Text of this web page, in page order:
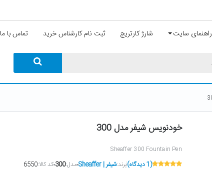
راهنمای سایت شارژ کارتریج ثبت نام کارشناس خرید تماس با ما
خودنویس شیفر مدل 300
Sheaffer 300 Fountain Pen
(1 دیدگاه) برند:شیفر | Sheaffer مدل:300کد کالا:6550